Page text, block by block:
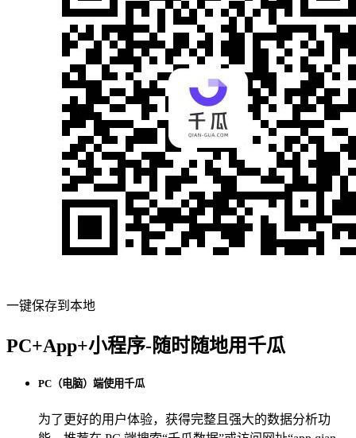
一键保存到本地
PC+App+小程序-随时随地用千瓜
PC（电脑）端使用千瓜
为了更好的用户体验，获得完整且强大的数据分析功